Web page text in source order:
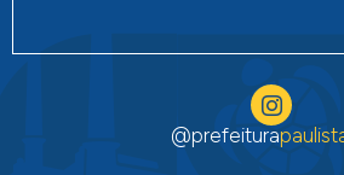
@prefeitura